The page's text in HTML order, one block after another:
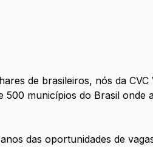
de brasileiros, nós da CVC
municípios do Brasil onde
das oportunidades de